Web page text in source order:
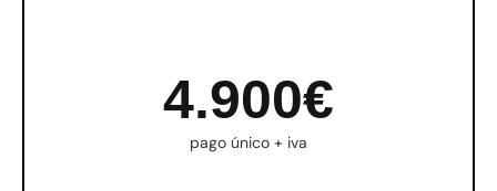
4.900€
pago único + iva